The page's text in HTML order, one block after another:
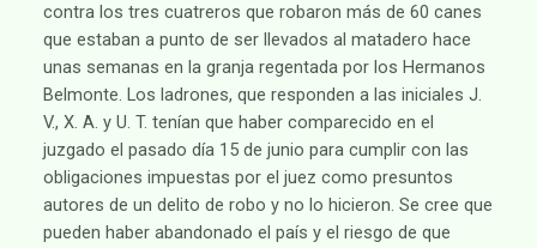
contra los tres cuatreros que robaron más de 60 canes
que estaban a punto de ser llevados al matadero hace
unas semanas en la granja regentada por los Hermanos
Belmonte. Los ladrones, que responden a las iniciales J.
V., X. A. y U. T. tenían que haber comparecido en el
juzgado el pasado día 15 de junio para cumplir con las
obligaciones impuestas por el juez como presuntos
autores de un delito de robo y no lo hicieron. Se cree que
pueden haber abandonado el país y el riesgo de que